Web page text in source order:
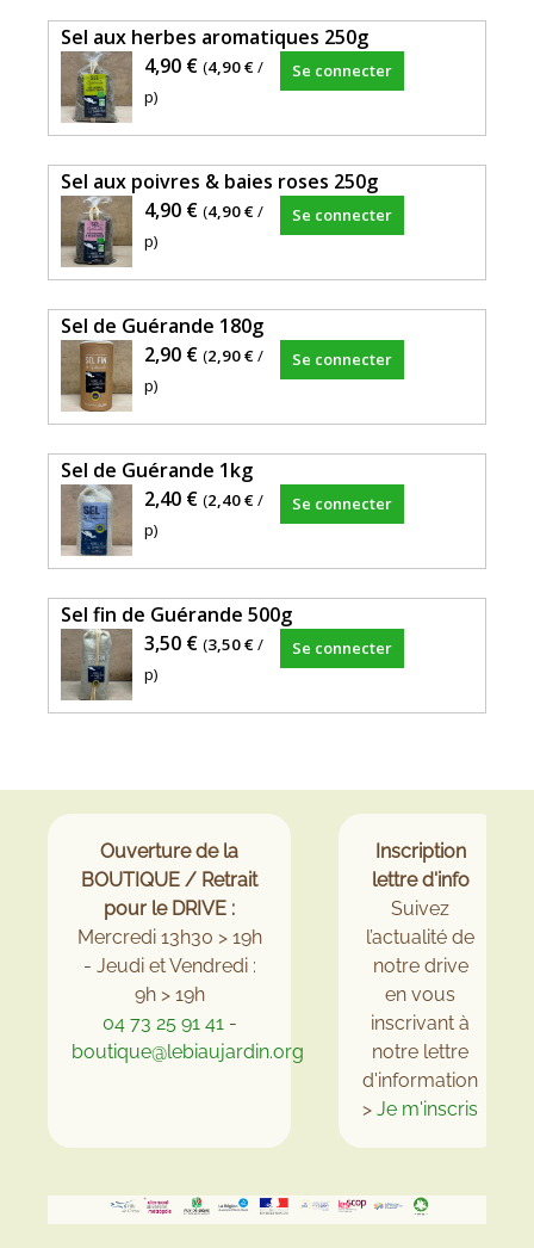
CLAC
(La
Conserverie
Locale
Artisanale
et
Créative),
basée
à
Cournon
PRODUCTEUR
:
Le
Biau
Gerzat
(63)
TRANSFORMATEUR
:
Cournon
(63).
Sel aux herbes aromatiques 250g
4,90 € (4,90 €/
p)
Se connecter
Sel aux poivres & baies roses 250g
4,90 € (4,90 €/
p)
Se connecter
Sel de Guérande 180g
2,90 € (2,90 €/
p)
Se connecter
Sel de Guérande 1kg
2,40 € (2,40 €/
p)
Se connecter
Sel fin de Guérande 500g
3,50 € (3,50 €/
p)
Se connecter
Inscription
lettre d'info
Suivez
l’actualité de
notre drive
en vous
inscrivant à
notre lettre
d'information
> Je m'inscris
Ouverture de la
BOUTIQUE / Retrait
pour le DRIVE :
Mercredi 13h30 > 19h
- Jeudi et Vendredi :
9h > 19h
04 73 25 91 41-
boutique@lebiaujardin.org